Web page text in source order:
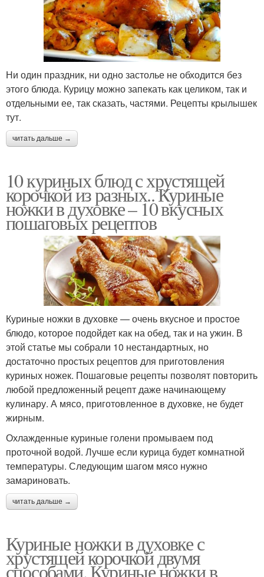
Ни один праздник, ни одно застолье не обходится без
этого блюда. Курицу можно запекать как целиком, так и
отдельными ее, так сказать, частями. Рецепты крылышек
тут.
читать дальше →
10 куриных блюд с хрустящей
корочкой из разных.. Куриные
ножки в духовке – 10 вкусных
пошаговых рецептов
Куриные ножки в духовке — очень вкусное и простое
блюдо, которое подойдет как на обед, так и на ужин. В
этой статье мы собрали 10 нестандартных, но
достаточно простых рецептов для приготовления
куриных ножек. Пошаговые рецепты позволят повторить
любой предложенный рецепт даже начинающему
кулинару. А мясо, приготовленное в духовке, не будет
жирным.
Охлажденные куриные голени промываем под
проточной водой. Лучше если курица будет комнатной
температуры. Следующим шагом мясо нужно
замариновать.
читать дальше →
Куриные ножки в духовке с
хрустящей корочкой двумя
способами. Куриные ножки в